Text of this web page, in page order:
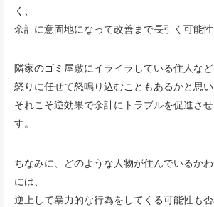
く、
余計に意固地になって改善まで長引く可能性
隣家のゴミ屋敷にイライラしている住人など
怒りに任せて怒鳴り込むこともあるかと思い
それこそ逆効果で余計にトラブルを促進さ
す。
ちなみに、どのような人物が住んでいるか
には、
逆上して暴力的な行為をしてくる可能性も